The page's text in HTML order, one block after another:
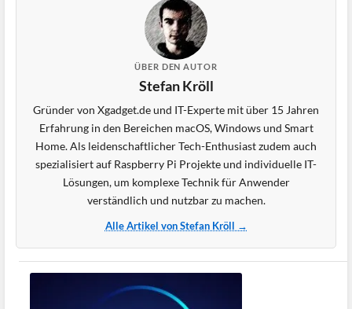
ÜBER DEN AUTOR
Stefan Kröll
Gründer von Xgadget.de und IT-Experte mit über 15 Jahren
Erfahrung in den Bereichen macOS, Windows und Smart
Home. Als leidenschaftlicher Tech-Enthusiast zudem auch
spezialisiert auf Raspberry Pi Projekte und individuelle IT-
Lösungen, um komplexe Technik für Anwender
verständlich und nutzbar zu machen.
Alle Artikel von Stefan Kröll →